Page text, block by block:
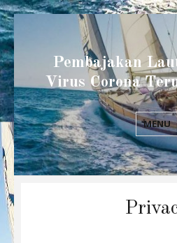
Pembajakan
Virus Corona
MENU